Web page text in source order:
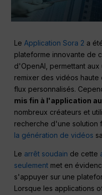
LeApplication Sora 2 a
plateforme innovante de
d'OpenAI, permettant
remixer des vidéos haute
flux personnalisés.
mis fin à l'application
nombreux créateurs et
recherche d'une solution
la génération de vidéos
Le arrêt soudain de cette
seulement met en
s'appuyer sur une
Lorsque les applications